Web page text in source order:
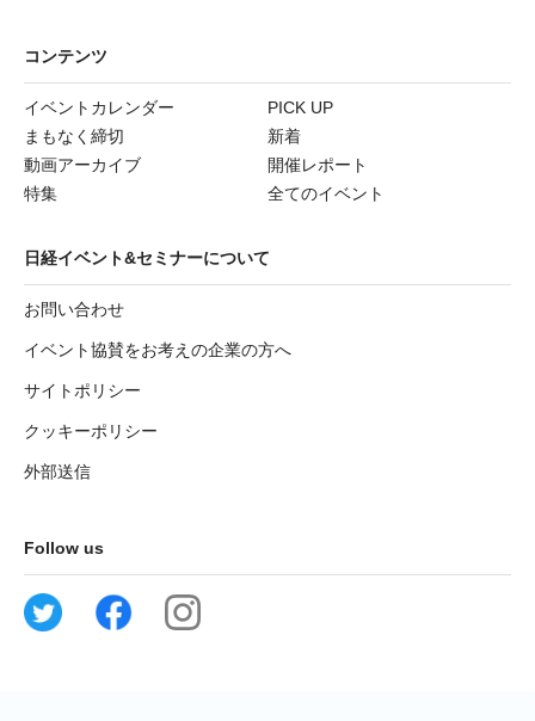
コンテンツ
イベントカレンダー
PICK UP
まもなく締切
新着
動画アーカイブ
開催レポート
特集
全てのイベント
日経イベント&セミナーについて
お問い合わせ
イベント協賛をお考えの企業の方へ
サイトポリシー
クッキーポリシー
外部送信
Follow us